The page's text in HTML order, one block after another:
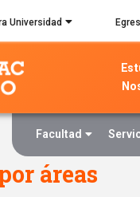
Universidad
Facultad
áreas